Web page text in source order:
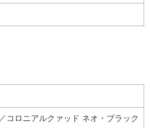
コロニアルクァッド ネオ・ブラック